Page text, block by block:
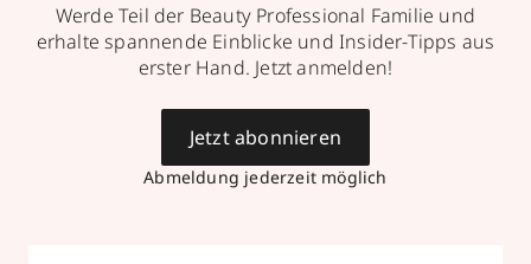
Werde Teil der Beauty Professional Familie und
erhalte spannende Einblicke und Insider-Tipps aus
erster Hand. Jetzt anmelden!
Abmeldung jederzeit möglich
Jetzt abonnieren